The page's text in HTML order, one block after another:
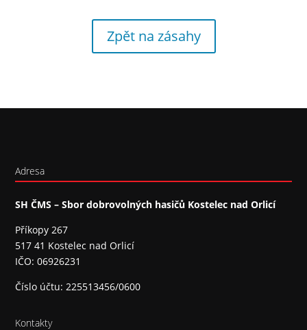
Zpět na zásahy
Adresa
SH ČMS – Sbor dobrovolných hasičů Kostelec nad Orlicí
Příkopy 267
517 41 Kostelec nad Orlicí
IČO: 06926231
Číslo účtu: 225513456/0600
Kontakty